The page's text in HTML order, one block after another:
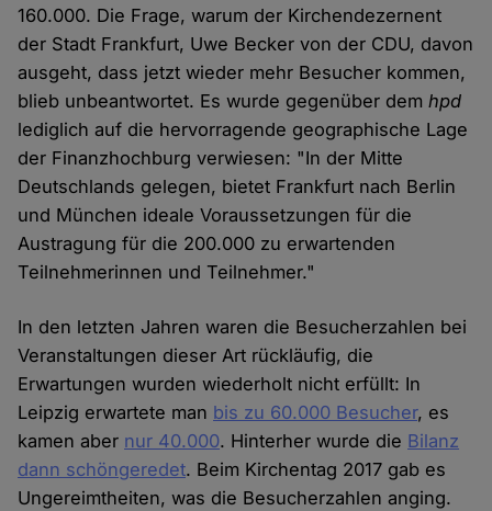
160.000. Die Frage, warum der Kirchendezernent
der Stadt Frankfurt, Uwe Becker von der CDU, davon
ausgeht, dass jetzt wieder mehr Besucher kommen,
blieb unbeantwortet. Es wurde gegenüber demhpd
lediglich auf die hervorragende geographische Lage
der Finanzhochburg verwiesen: "In der Mitte
Deutschlands gelegen, bietet Frankfurt nach Berlin
und München ideale Voraussetzungen für die
Austragung für die 200.000 zu erwartenden
Teilnehmerinnen und Teilnehmer."
In den letzten Jahren waren die Besucherzahlen bei
Veranstaltungen dieser Art rückläufig, die
Erwartungen wurden wiederholt nicht erfüllt: In
Leipzig erwartete man bis zu 60.000 Besucher, es
kamen aber nur 40.000. Hinterher wurde die Bilanz
dann schöngeredet. Beim Kirchentag 2017 gab es
Ungereimtheiten, was die Besucherzahlen anging.